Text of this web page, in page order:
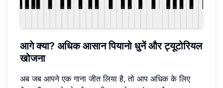
आगे क्या? अधिक आसान पियानो धुनें और ट्यूटोरियल
खोजना
अब जब आपने एक गाना जीत लिया है, तो आप अधिक के लिए